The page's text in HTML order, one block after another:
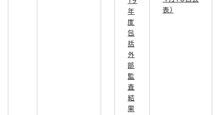
年
度
包
括
外
部
監
査
結
果
表）